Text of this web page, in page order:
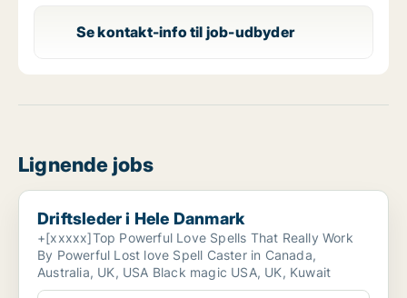
Se kontakt-info til job-udbyder
Lignende jobs
Driftsleder i Hele Danmark
Driftsleder i Hele Danmark
+[xxxxx]Top Powerful Love Spells That Really Work
By Powerful Lost love Spell Caster in Canada,
Australia, UK, USA Black magic USA, UK, Kuwait